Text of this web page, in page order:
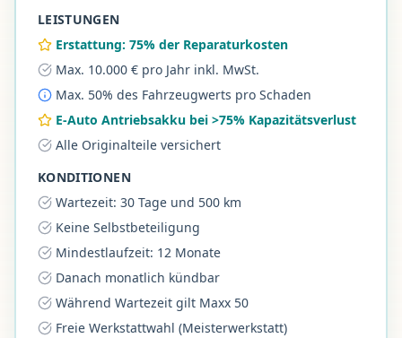
LEISTUNGEN
Erstattung: 75% der Reparaturkosten
Max. 10.000 € pro Jahr inkl. MwSt.
Max. 50% des Fahrzeugwerts pro Schaden
E-Auto Antriebsakku bei >75% Kapazitätsverlust
Alle Originalteile versichert
KONDITIONEN
Wartezeit: 30 Tage und 500 km
Keine Selbstbeteiligung
Mindestlaufzeit: 12 Monate
Danach monatlich kündbar
Während Wartezeit gilt Maxx 50
Freie Werkstattwahl (Meisterwerkstatt)